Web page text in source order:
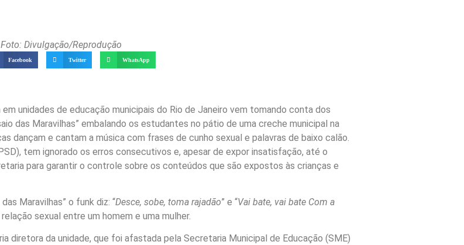
Foto: Divulgação/Reprodução
Facebook Twitter WhatsApp
unidades de educação municipais do Rio de Janeiro vem tomando conta dos
das Maravilhas” embalando os estudantes no pátio de uma creche municipal na
dançam e cantam a música com frases de cunho sexual e palavras de baixo calão.
tem ignorado os erros consecutivos e, apesar de expor insatisfação, até o
para garantir o controle sobre os conteúdos que são expostos às crianças e
Maravilhas” o funk diz: “Desce, sobe, toma rajadão” e “Vai bate, vai bate Com a
sexual entre um homem e uma mulher.
diretora da unidade, que foi afastada pela Secretaria Municipal de Educação (SME)